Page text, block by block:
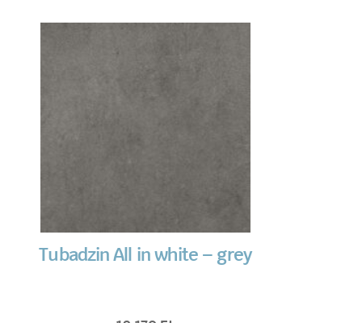
Tubadzin All in white – grey